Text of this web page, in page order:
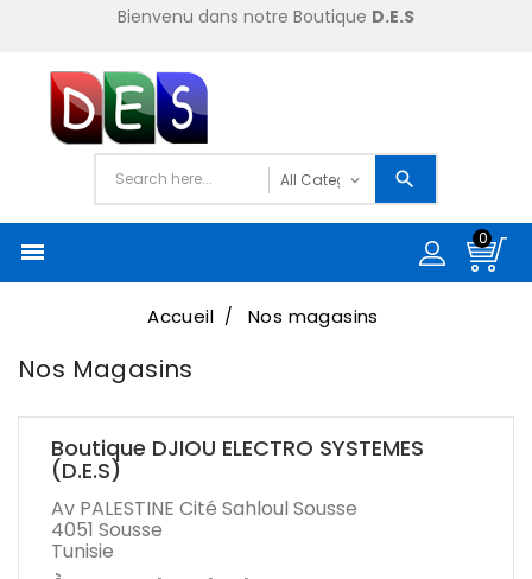
Bienvenu dans notre Boutique D.E.S

0
Accueil Nos magasins
Nos Magasins
Boutique DJIOU ELECTRO SYSTEMES
(D.E.S)
Av PALESTINE Cité Sahloul Sousse
4051 Sousse
Tunisie